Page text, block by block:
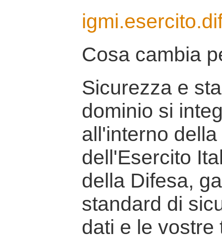
Cosa cambia
Sicurezza e
dominio si
all'interno
dell'Esercito
della Difesa,
standard di
dati e le vostre